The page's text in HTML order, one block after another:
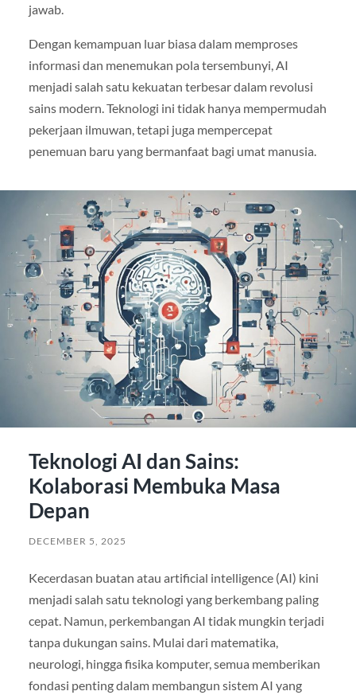
jawab.
Dengan kemampuan luar biasa dalam memproses
informasi dan menemukan pola tersembunyi, AI
menjadi salah satu kekuatan terbesar dalam revolusi
sains modern. Teknologi ini tidak hanya mempermudah
pekerjaan ilmuwan, tetapi juga mempercepat
penemuan baru yang bermanfaat bagi umat manusia.
Teknologi AI dan Sains:
Kolaborasi Membuka Masa
Depan
DECEMBER 5, 2025
Kecerdasan buatan atau artificial intelligence (AI) kini
menjadi salah satu teknologi yang berkembang paling
cepat. Namun, perkembangan AI tidak mungkin terjadi
tanpa dukungan sains. Mulai dari matematika,
neurologi, hingga fisika komputer, semua memberikan
fondasi penting dalam membangun sistem AI yang